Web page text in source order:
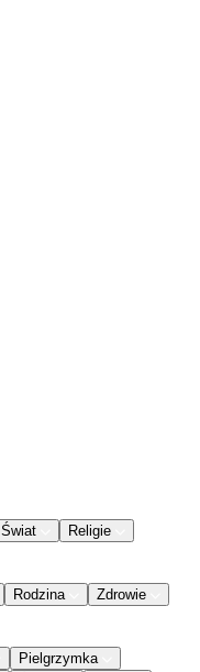
Świat
Religie
Rodzina
Zdrowie
Pielgrzymka